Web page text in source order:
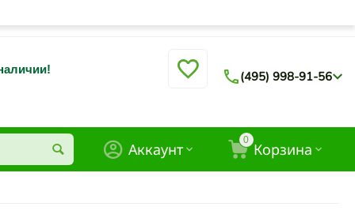
(495) 998-91-56
0 Корзина
Аккаунт